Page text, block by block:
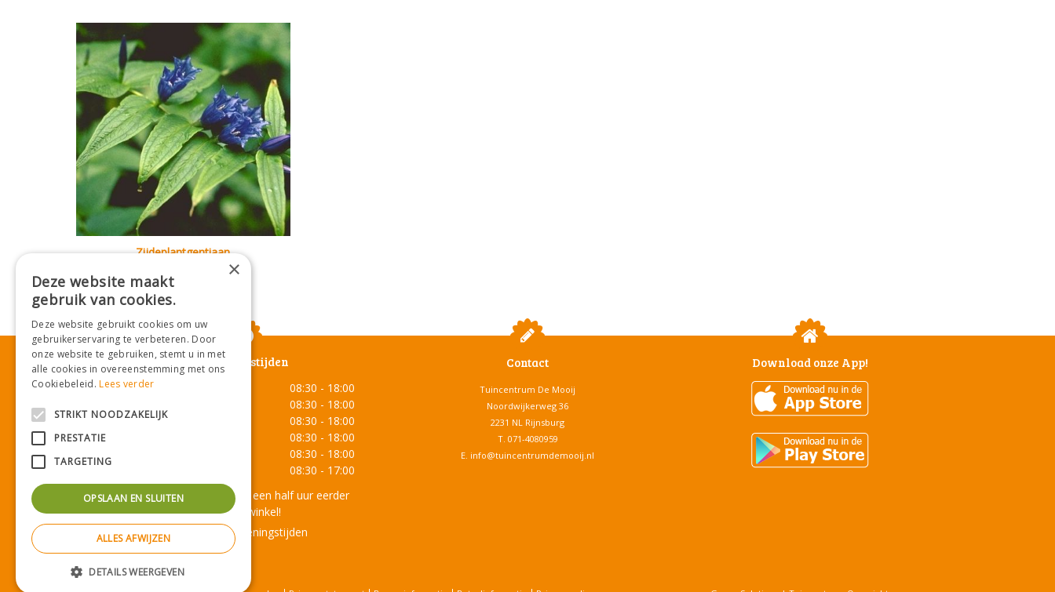
Zijdeplantgentiaan
Gentiana asclepiadea
Openingstijden
Maandag
08:30 - 18:00
08:30 - 18:00
Woensdag
08:30 - 18:00
08:30 - 18:00
08:30 - 18:00
08:30 - 17:00
Onze lunchroom sluit een half uur eerder
dan de winkel!
Toon alle openingstijden
Contact
Tuincentrum De Mooij
Noordwijkerweg 36
2231 NL Rijnsburg
T. 071-4080959
E. info@tuincentrumdemooij.nl
Download onze App!
×
Deze website maakt
gebruik van cookies.
Deze website gebruikt cookies om uw
gebruikerservaring te verbeteren. Door
onze website te gebruiken, stemt u in met
alle cookies in overeenstemming met ons
Cookiebeleid.Lees verder
STRIKT NOODZAKELIJK
PRESTATIE
TARGETING
OPSLAAN EN SLUITEN
ALLES AFWIJZEN
DETAILS WEERGEVEN